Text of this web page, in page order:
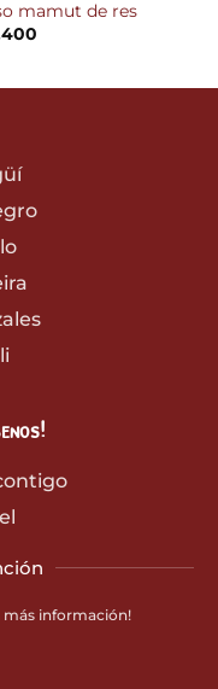
mamut de res
más información!